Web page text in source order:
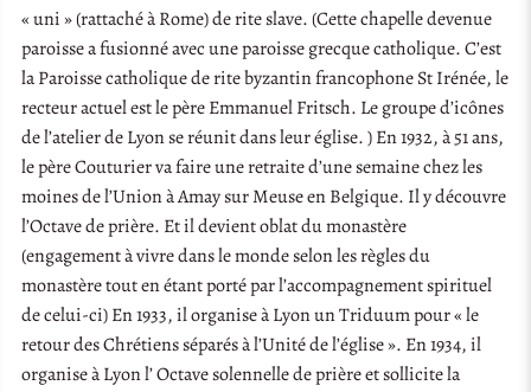
« uni » (rattaché à Rome) de rite slave. (Cette chapelle devenue
paroisse a fusionné avec une paroisse grecque catholique. C’est
la Paroisse catholique de rite byzantin francophone St Irénée, le
recteur actuel est le père Emmanuel Fritsch. Le groupe d’icônes
de l’atelier de Lyon se réunit dans leur église. ) En 1932, à 51 ans,
le père Couturier va faire une retraite d’une semaine chez les
moines de l’Union à Amay sur Meuse en Belgique. Il y découvre
l’Octave de prière. Et il devient oblat du monastère
(engagement à vivre dans le monde selon les règles du
monastère tout en étant porté par l’accompagnement spirituel
de celui-ci) En 1933, il organise à Lyon un Triduum pour « le
retour des Chrétiens séparés à l’Unité de l’église ». En 1934, il
organise à Lyon l’ Octave solennelle de prière et sollicite la